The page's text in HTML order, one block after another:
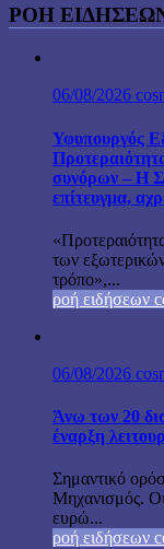
ΡΟΗ ΕΙΔΗΣΕΩΝ
06/08/2026
Υφυπουργός
συνόρων – Η
επίτευγμα,
των
τρόπο»,...
ροή ειδήσεων
06/08/2026
Άνω των 20
έναρξη
Σημαντικό
Μηχανισμός.
ευρώ...
ροή ειδήσεων